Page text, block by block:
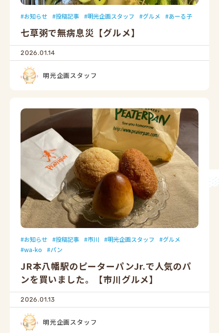
お知らせ 投稿記事 明光企画スタッフ グルメ あーる子
七草粥で無病息災【グルメ】
2026.01.14
明光企画スタッフ
お知らせ 投稿記事 市川 明光企画スタッフ
グルメ
wa-ko
パン
JR本八幡駅のピーターパンJr.で人気のパ
ンを買いました。【市川グルメ】
2026.01.13
明光企画スタッフ